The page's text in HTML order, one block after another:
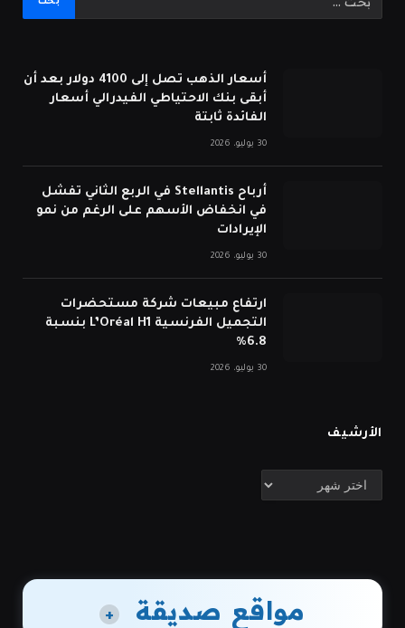
أسعار الذهب تصل إلى 4100 دولار بعد أن
أبقى بنك الاحتياطي الفيدرالي أسعار
الفائدة ثابتة
30 يوليو، 2026
أرباح Stellantis في الربع الثاني تفشل
في انخفاض الأسهم على الرغم من نمو
الإيرادات
30 يوليو، 2026
ارتفاع مبيعات شركة مستحضرات
التجميل الفرنسية L’Oréal H1 بنسبة
6.8%
30 يوليو، 2026
الأرشيف
الأرشيف
مواقع صديقة +